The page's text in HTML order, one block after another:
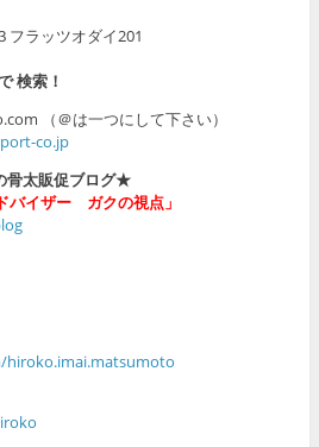
フラッツオダイ201
検索！
（＠は一つにして下さい）
co.jp
骨太販促ブログ★
バイザー ガクの視点」
hiroko.imai.matsumoto